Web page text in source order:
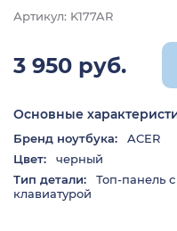
Артикул: K177AR
3 950 руб.
Основные
Бренд ноутбука: ACER
Цвет:
черный
Тип детали:
Топ-панель с
клавиатурой